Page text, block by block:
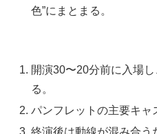
色”にまとまる。
開演30〜20分前に入場
る。
パンフレットの主要キャ